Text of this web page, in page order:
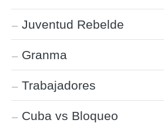
Juventud Rebelde
Granma
Trabajadores
Cuba vs Bloqueo